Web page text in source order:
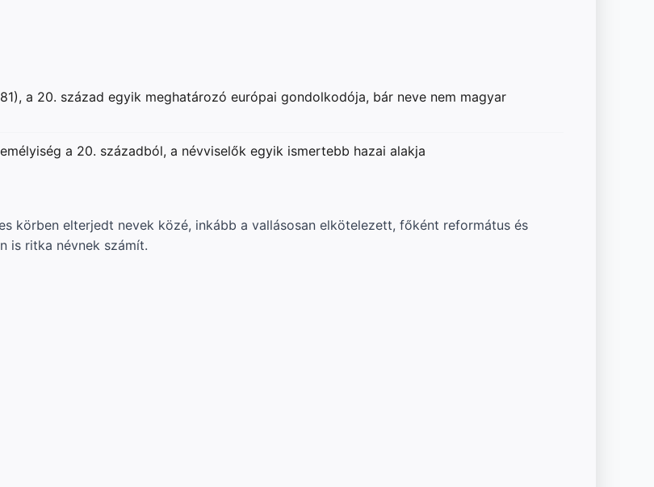
a 20. század egyik meghatározó európai gondolkodója, bár neve nem magyar
a 20. századból, a névviselők egyik ismertebb hazai alakja
körben elterjedt nevek közé, inkább a vallásosan elkötelezett, főként református és
is ritka névnek számít.